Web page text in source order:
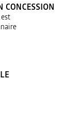
CONCESSION